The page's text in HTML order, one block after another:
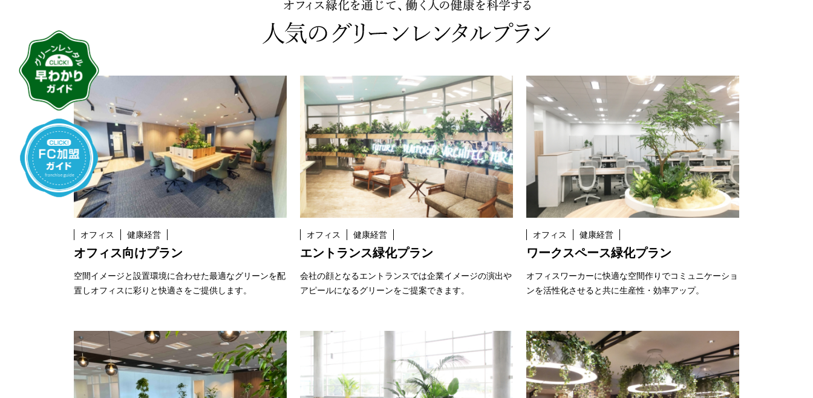
オフィス 健康経営
オフィス向けプラン
空間イメージと設置環境に合わせた最適なグリーンを配
置しオフィスに彩りと快適さをご提供します。
オフィス 健康経営
エントランス緑化プラン
会社の顔となるエントランスでは企業イメージの演出や
アピールになるグリーンをご提案できます。
オフィス 健康経営
ワークスペース緑化プラン
オフィスワーカーに快適な空間作りでコミュニケーショ
ンを活性化させると共に生産性・効率アップ。